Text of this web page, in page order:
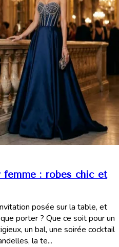
femme : robes chic et
posée sur la table, et
porter ? Que ce soit pour un
un bal, une soirée cocktail
la te...